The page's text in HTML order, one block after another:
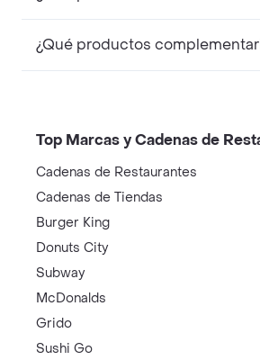
¿Qué productos
Top Marcas y Cadenas de
Cadenas de Restaurantes
Cadenas de Tiendas
Burger King
Donuts City
Subway
McDonalds
Grido
Sushi Go